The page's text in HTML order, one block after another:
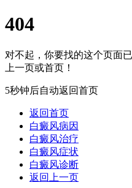
404
对不起，你要找的这个页面
上一页或首页！
5秒钟后自动返回首页
返回首页
白癜风病因
白癜风治疗
白癜风症状
白癜风诊断
返回上一页